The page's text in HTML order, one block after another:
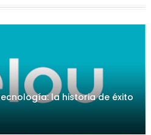
la historia de éxito